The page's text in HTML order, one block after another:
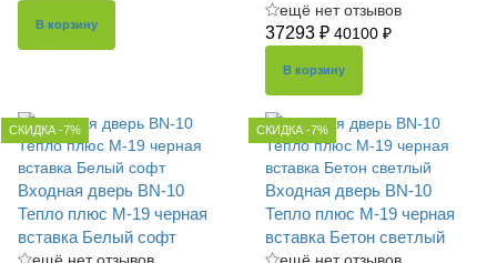
В корзину
ещё нет отзывов
37293 ₽ 40100 ₽
В корзину
СКИДКА -7%
Входная дверь BN-10
Тепло плюс М-19 черная
вставка Белый софт
СКИДКА -7%
Входная дверь BN-10
Тепло плюс М-19 черная
вставка Бетон светлый